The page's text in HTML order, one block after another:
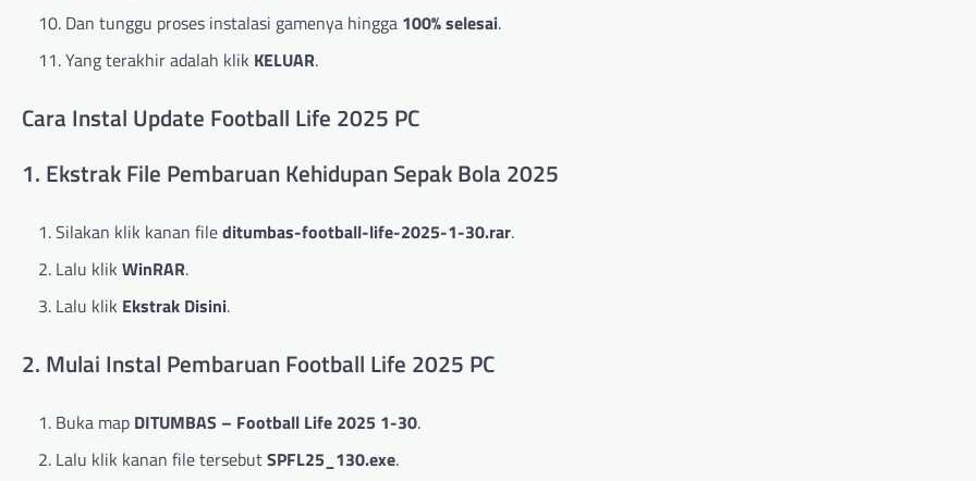
Dan tunggu proses instalasi gamenya hingga 100% selesai.
Yang terakhir adalah klik KELUAR.
Cara Instal Update Football Life 2025 PC
1. Ekstrak File Pembaruan Kehidupan Sepak Bola 2025
Silakan klik kanan fileditumbas-football-life-2025-1-30.rar.
Lalu klik WinRAR.
Lalu klik Ekstrak Disini.
2. Mulai Instal Pembaruan Football Life 2025 PC
Buka map DITUMBAS – Football Life 2025 1-30.
Lalu klik kanan file tersebutSPFL25_130.exe.